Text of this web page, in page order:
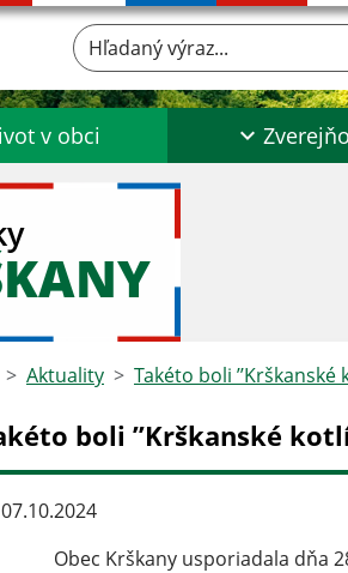
Hľadaný výraz...
v obci
Aktuality Takéto boli ’’Krškanské
boli ’’Krškanské
07.10.2024
Obec Krškany usporiadala dňa